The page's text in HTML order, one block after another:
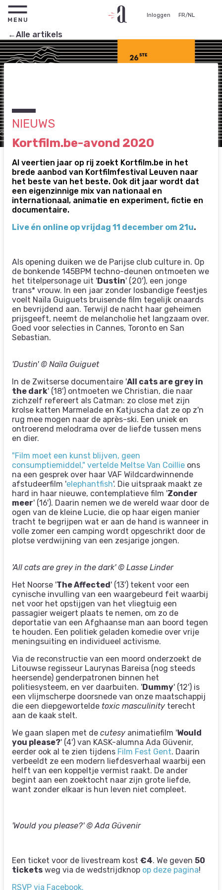
Inloggen FR/NL
←Alle artikels
NIEUWS
Kortfilm.be-avond 2020
Al veertien jaar op rij zoekt Kortfilm.be in het
brede aanbod van Kortfilmfestival Leuven naar
het beste van het beste. Ook dit jaar wordt dat
een eigenzinnige mix van nationaal en
internationaal, animatie en experiment, fictie en
documentaire.
Live én online op vrijdag 11 december om 21u.
Als opening duiken we de Parijse club culture in. Op
de bonkende 145BPM techno-deunen ontmoeten we
het titelpersonage uit 'Dustin' (20'), een jonge
trans* vrouw. In een jaar zonder losbandige feestjes
voelt Naïla Guiguets bruisende film tegelijk onaards
en bevrijdend aan. Terwijl de nacht haar geheimen
prijsgeeft, neemt de melancholie het langzaam over.
Goed voor selecties in Cannes, Toronto en San
Sebastian.
'Dustin' © Naïla Guiguet
In de Zwitserse documentaire 'All cats are grey in
the dark' (18') ontmoeten we Christian, die naar
zichzelf refereert als Catman: zo close met zijn
krolse katten Marmelade en Katjuscha dat ze op z'n
rug mee mogen naar de après-ski. Een uniek en
ontroerend melodrama over de liefde tussen mens
en dier.
"Film moet een kunst blijven, geen
consumptiemiddel," vertelde Meltse Van Coillie ons
na een gesprek over haar VAF Wildcardwinnende
afstudeerfilm 'elephantfish'. Die uitspraak maakt ze
hard in haar nieuwe, contemplatieve film 'Zonder
meer' (16'). Daarin nemen we de wereld waar door de
ogen van de kleine Lucie, die op haar eigen manier
tracht te begrijpen wat er aan de hand is wanneer in
volle zomer een camping wordt opgeschrikt door de
plotse verdwijning van een zesjarige jongen.
'All cats are grey in the dark' © Lasse Linder
Het Noorse 'The Affected ' (13') tekent voor een
cynische invulling van een waargebeurd feit waarbij
net voor het opstijgen van het vliegtuig een
passagier weigert plaats te nemen, om zo de
deportatie van een Afghaanse man aan boord tegen
te houden. Een politiek geladen komedie over vrije
meningsuiting en individueel activisme.
Via de reconstructie van een moord onderzoekt de
Litouwse regisseur Laurynas Bareisa (nog steeds
heersende) genderpatronen binnen het
politiesysteem, en ver daarbuiten. 'Dummy' (12') is
een vlijmscherpe doorsnede van onze maatschappij
die een diepgewortelde toxic masculinity terecht
aan de kaak stelt.
We gaan slapen met de cutesy animatiefilm 'Would
you please?' (4') van KASK-alumna Ada Güvenir,
eerder ook al te zien tijdens Film Fest Gent. Daarin
verbeeldt ze een modern liefdesverhaal waarbij een
helft van een koppeltje vermist raakt. De ander
begint aan een zoektocht naar zijn grote liefde,
want zonder elkaar is hun leven niet compleet.
'Would you please?' © Ada Güvenir
Een ticket voor de livestream kost €4. We geven 50
tickets weg via de wedstrijdknop op deze pagina!
RSVP via Facebook.